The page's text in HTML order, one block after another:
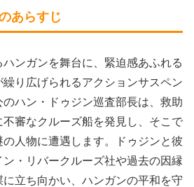
あらすじ
ンガンを舞台に、緊迫感あふれる
り広げられるアクションサスペン
ハン・ドゥジン巡査部長は、救助
審なクルーズ船を発見し、そこで
人物に遭遇します。ドゥジンと彼
・リバークルーズ社や過去の因縁
立ち向かい、ハンガンの平和を守